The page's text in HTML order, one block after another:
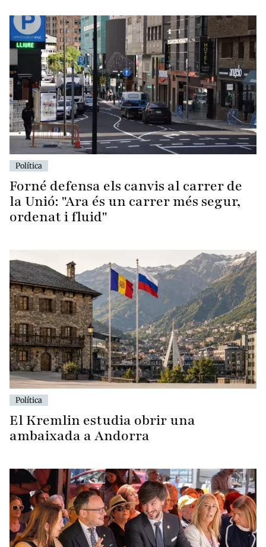
Política
Forné defensa els canvis al carrer de
la Unió: "Ara és un carrer més segur,
ordenat i fluid"
Política
El Kremlin estudia obrir una
ambaixada a Andorra